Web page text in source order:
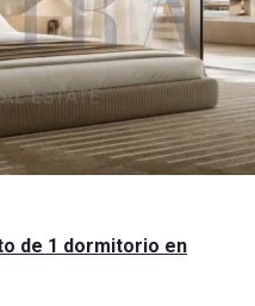
de 1 dormitorio en